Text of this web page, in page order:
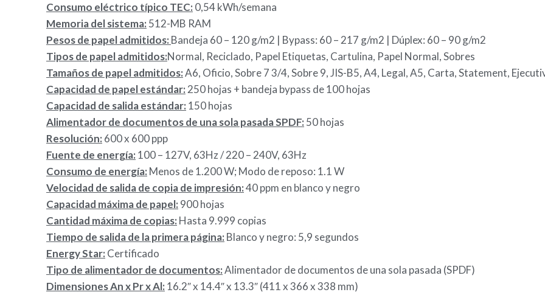
Consumo eléctrico típico TEC: 0,54 kWh/semana
Memoria del sistema: 512-MB RAM
Pesos de papel admitidos: Bandeja 60 – 120 g/m2 | Bypass: 60 – 217 g/m2 | Dúplex: 60 – 90 g/m2
Tipos de papel admitidos:Normal, Reciclado, Papel Etiquetas, Cartulina, Papel Normal, Sobres
Tamaños de papel admitidos:A6, Oficio, Sobre 7 3/4, Sobre 9, JIS-B5, A4, Legal, A5, Carta, Statement,
Capacidad de papel estándar: 250 hojas + bandeja bypass de 100 hojas
Capacidad de salida estándar: 150 hojas
Alimentador de documentos de una sola pasada SPDF: 50 hojas
Resolución: 600 x 600 ppp
Fuente de energía: 100 – 127V, 63Hz / 220 – 240V, 63Hz
Consumo de energía: Menos de 1.200 W; Modo de reposo: 1.1 W
Velocidad de salida de copia de impresión:40 ppm en blanco y negro
Capacidad máxima de papel: 900 hojas
Cantidad máxima de copias: Hasta 9.999 copias
Tiempo de salida de la primera página: Blanco y negro: 5,9 segundos
Energy Star: Certificado
Tipo de alimentador de documentos:Alimentador de documentos de una sola pasada (SPDF)
Dimensiones An x Pr x Al: 16.2″ x 14.4″ x 13.3″ (411 x 366 x 338 mm)